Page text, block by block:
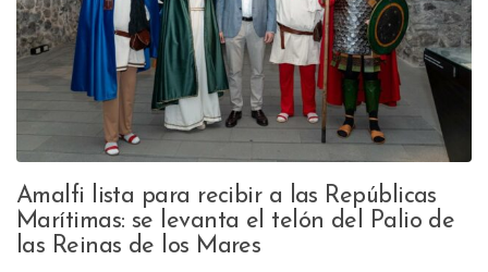
Amalfi lista para recibir a las Repúblicas
Marítimas: se levanta el telón del Palio de
las Reinas de los Mares